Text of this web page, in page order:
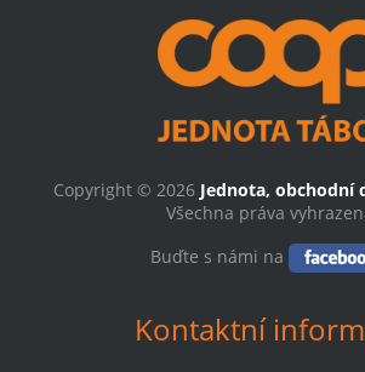
Copyright © 2026 Jednota, obchodní
Všechna práva
Buďte s námi na
Kontaktní